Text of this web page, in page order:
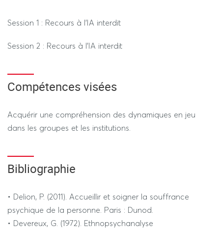
Session 1 : Recours à l'IA interdit
Session 2 : Recours à l'IA interdit
Compétences visées
Acquérir une compréhension des dynamiques en jeu
dans les groupes et les institutions.
Bibliographie
• Delion, P. (2011). Accueillir et soigner la souffrance
psychique de la personne. Paris : Dunod.
• Devereux, G. (1972). Ethnopsychanalyse